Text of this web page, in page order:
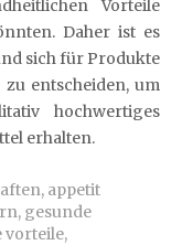
Vorteile
Daher ist es
sich für Produkte
entscheiden, um
hochwertiges
erhalten.
, appetit
, gesunde
vorteile,